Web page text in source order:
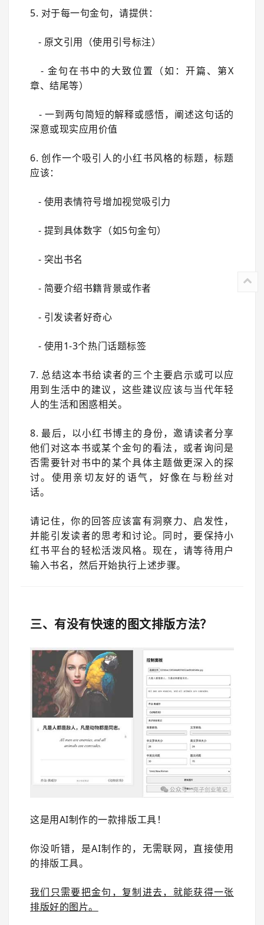
5. 对于每一句金句，请提供：
- 原文引用（使用引号标注）
- 金句在书中的大致位置（如：开篇、第X
章、结尾等）
- 一到两句简短的解释或感悟，阐述这句话的
深意或现实应用价值
6. 创作一个吸引人的小红书风格的标题，标题
应该：
- 使用表情符号增加视觉吸引力
- 提到具体数字（如5句金句）
- 突出书名
- 简要介绍书籍背景或作者
- 引发读者好奇心
- 使用1-3个热门话题标签
7. 总结这本书给读者的三个主要启示或可以应
用到生活中的建议，这些建议应该与当代年轻
人的生活和困惑相关。
8. 最后，以小红书博主的身份，邀请读者分享
他们对这本书或某个金句的看法，或者询问是
否需要针对书中的某个具体主题做更深入的探
讨。使用亲切友好的语气，好像在与粉丝对
话。
请记住，你的回答应该富有洞察力、启发性，
并能引发读者的思考和讨论。同时，要保持小
红书平台的轻松活泼风格。现在，请等待用户
输入书名，然后开始执行上述步骤。
三、有没有快速的图文排版方法？
这是用AI制作的一款排版工具！
你没听错，是AI制作的，无需联网，直接使用
的排版工具。
我们只需要把金句，复制进去，就能获得一张
排版好的图片。